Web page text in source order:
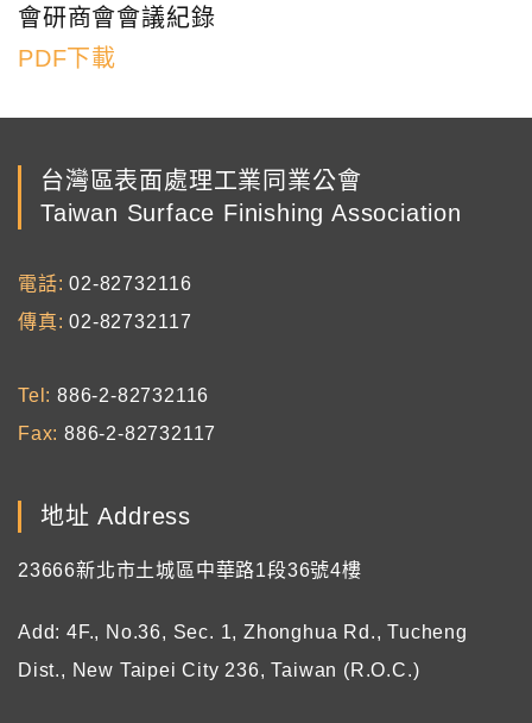
會研商會會議紀錄
PDF下載
台灣區表面處理工業同業公會
Taiwan Surface Finishing Association
電話
02-82732116
傳真
02-82732117
Tel
886-2-82732116
Fax 886-2-82732117
地址 Address
23666新北市土城區中華路1段36號4樓
Add: 4F., No.36, Sec. 1, Zhonghua Rd., Tucheng
Dist., New Taipei City 236, Taiwan (R.O.C.)